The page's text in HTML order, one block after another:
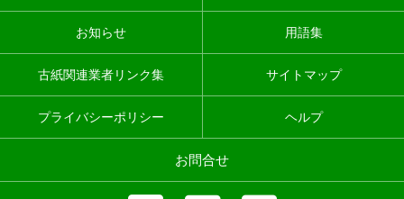
お知らせ 用語集
古紙関連業者リンク集 サイトマップ
プライバシーポリシー ヘルプ
お問合せ